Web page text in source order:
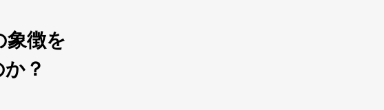
象徴を
か？